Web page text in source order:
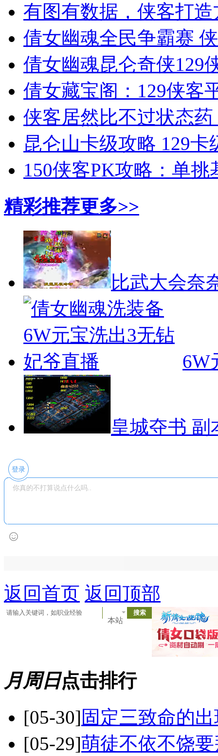
有图有数据，侠客打
倩女幽魂全民争霸赛
倩女幽魂昆仑奇侠129
倩女藏宝阁：129侠客
侠客居然比不过状态
昆仑山卡级攻略 129
150侠客PK攻略：单
精彩推荐更多>>
比武大会奈
6W
皇城夺书 副
登录
返回首页 返回顶部
本站
月周日点击排行
[05-30]固定三致命的
[05-29]萌徒不依不饶